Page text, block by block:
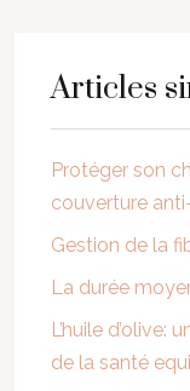
Articles
Protéger son
couverture
Gestion de la
La durée
L’huile
de la santé